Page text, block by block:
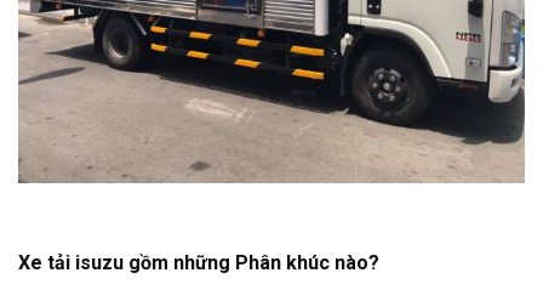
Xe tải isuzu gồm những Phân khúc nào?